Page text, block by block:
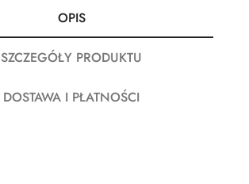
OPIS
SZCZEGÓŁY PRODUKTU
DOSTAWA I PŁATNOŚCI